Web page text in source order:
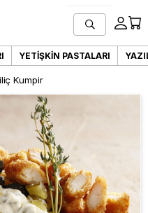
YETIŞKIN PASTALARI
Kumpir